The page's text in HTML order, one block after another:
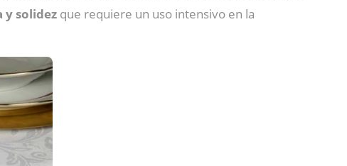
y solidez que requiere un uso intensivo en la